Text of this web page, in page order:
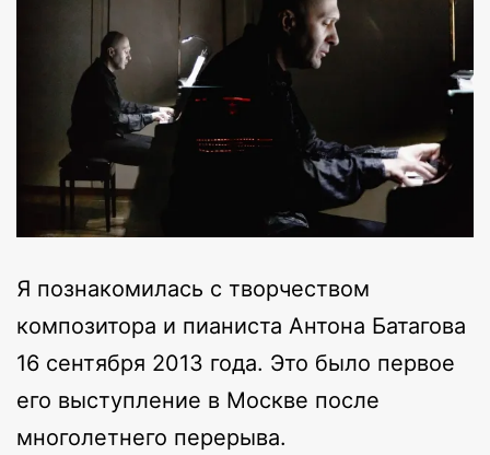
Я познакомилась с творчеством
композитора и пианиста Антона Батагова
16 сентября 2013 года. Это было первое
его выступление в Москве после
многолетнего перерыва.